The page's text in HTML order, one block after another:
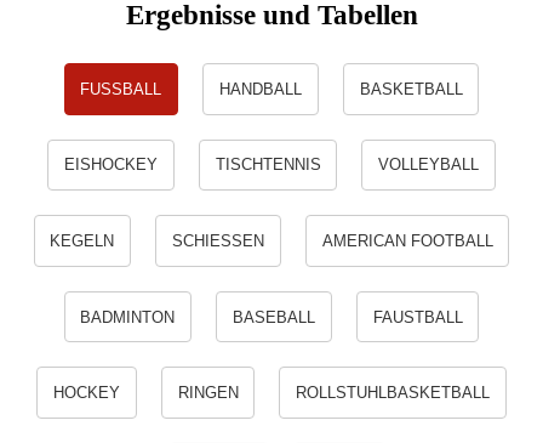
Ergebnisse und Tabellen
FUSSBALL HANDBALL BASKETBALL
EISHOCKEY TISCHTENNIS VOLLEYBALL
KEGELN SCHIESSEN AMERICAN FOOTBALL
BADMINTON BASEBALL FAUSTBALL
HOCKEY RINGEN ROLLSTUHLBASKETBALL